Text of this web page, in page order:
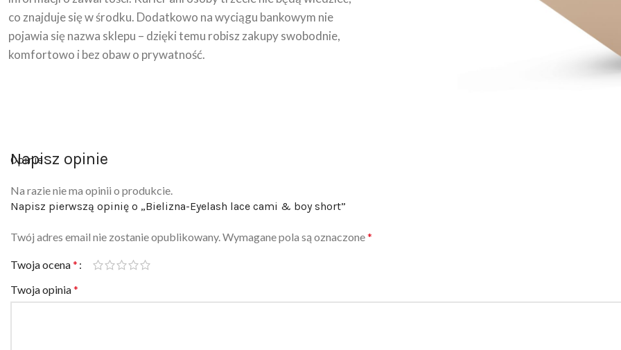
co znajduje się w środku. Dodatkowo na wyciągu bankowym nie
pojawia się nazwa sklepu – dzięki temu robisz zakupy swobodnie,
komfortowo i bez obaw o prywatność.
Napisz opinie
Opinie
Na razie nie ma opinii o produkcie.
Napisz pierwszą opinię o „Bielizna-Eyelash lace cami & boy short”
Twój adres email nie zostanie opublikowany.Wymagane pola są oznaczone*
Twoja ocena*
Twoja opinia*